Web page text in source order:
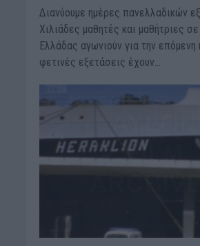
Διανύουμε ημέρες πανελλαδικών
Χιλιάδες μαθητές και μαθήτριες
Ελλάδας αγωνιούν για την επόμενη
φετινές εξετάσεις έχουν...